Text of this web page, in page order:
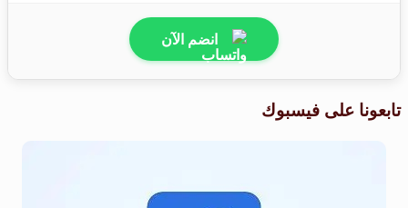
انضم الآن
تابعونا على فيسبوك